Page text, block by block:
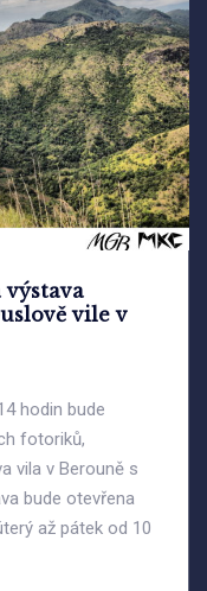
výstava
vile v
hodin bude
fotoriků,
vila v Berouně s
bude otevřena
až pátek od 10